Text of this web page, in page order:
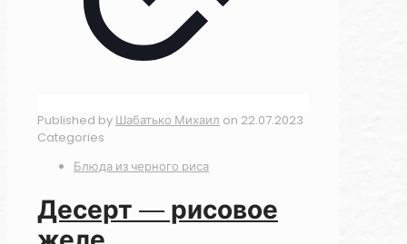
Published by Шабатько Михаил on 22.07.2023
Categories
Блюда из черного риса
Десерт — рисовое